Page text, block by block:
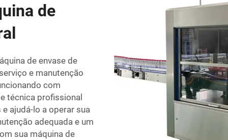
de
de envase de
e manutenção
com
técnica profissional
ajudá-lo a operar sua
adequada e um
sua máquina de